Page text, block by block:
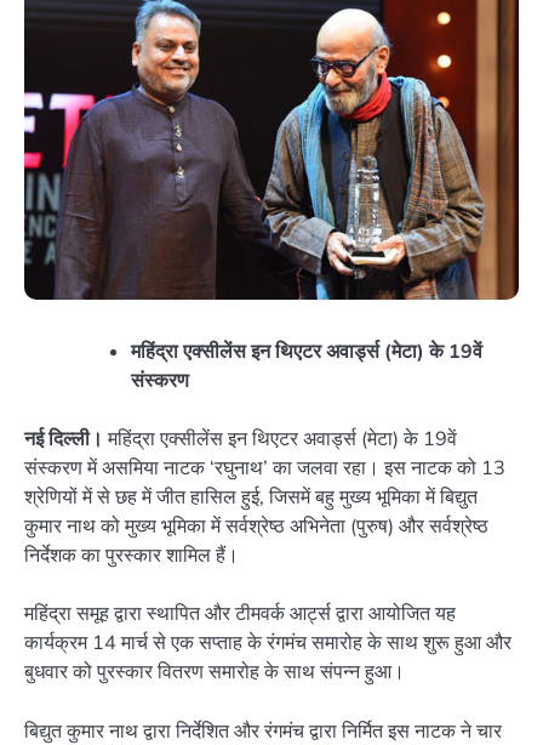
महिंद्रा एक्सीलेंस इन थिएटर अवार्ड्स (मेटा) के 19वें
संस्करण
नई दिल्ली। महिंद्रा एक्सीलेंस इन थिएटर अवार्ड्स (मेटा) के 19वें
संस्करण में असमिया नाटक ‘रघुनाथ’ का जलवा रहा। इस नाटक को 13
श्रेणियों में से छह में जीत हासिल हुई, जिसमें बहु मुख्य भूमिका में बिद्युत
कुमार नाथ को मुख्य भूमिका में सर्वश्रेष्ठ अभिनेता (पुरुष) और सर्वश्रेष्ठ
निर्देशक का पुरस्कार शामिल हैं।
महिंद्रा समूह द्वारा स्थापित और टीमवर्क आर्ट्स द्वारा आयोजित यह
कार्यक्रम 14 मार्च से एक सप्ताह के रंगमंच समारोह के साथ शुरू हुआ और
बुधवार को पुरस्कार वितरण समारोह के साथ संपन्न हुआ।
बिद्युत कुमार नाथ द्वारा निर्देशित और रंगमंच द्वारा निर्मित इस नाटक ने चार